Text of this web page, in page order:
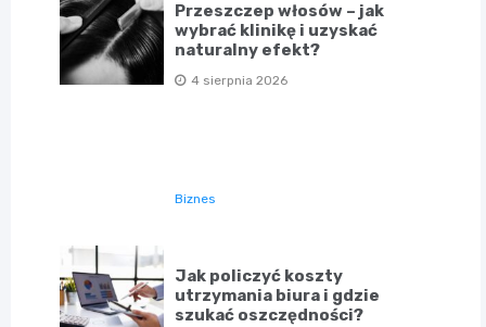
Przeszczep włosów – jak
wybrać klinikę i uzyskać
naturalny efekt?
4 sierpnia 2026
Biznes
Jak policzyć koszty
utrzymania biura i gdzie
szukać oszczędności?